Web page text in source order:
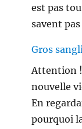
est pas
savent
Gros
Attention !
nouvelle
En
pourquoi